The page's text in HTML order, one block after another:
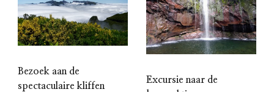
Bezoek aan de
spectaculaire kliffen
Excursie naar de